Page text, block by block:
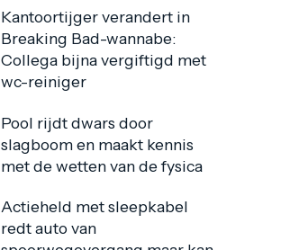
Kantoortijger verandert in
Breaking Bad-wannabe:
Collega bijna vergiftigd met
wc-reiniger
Pool rijdt dwars door
slagboom en maakt kennis
met de wetten van de fysica
Actieheld met sleepkabel
redt auto van